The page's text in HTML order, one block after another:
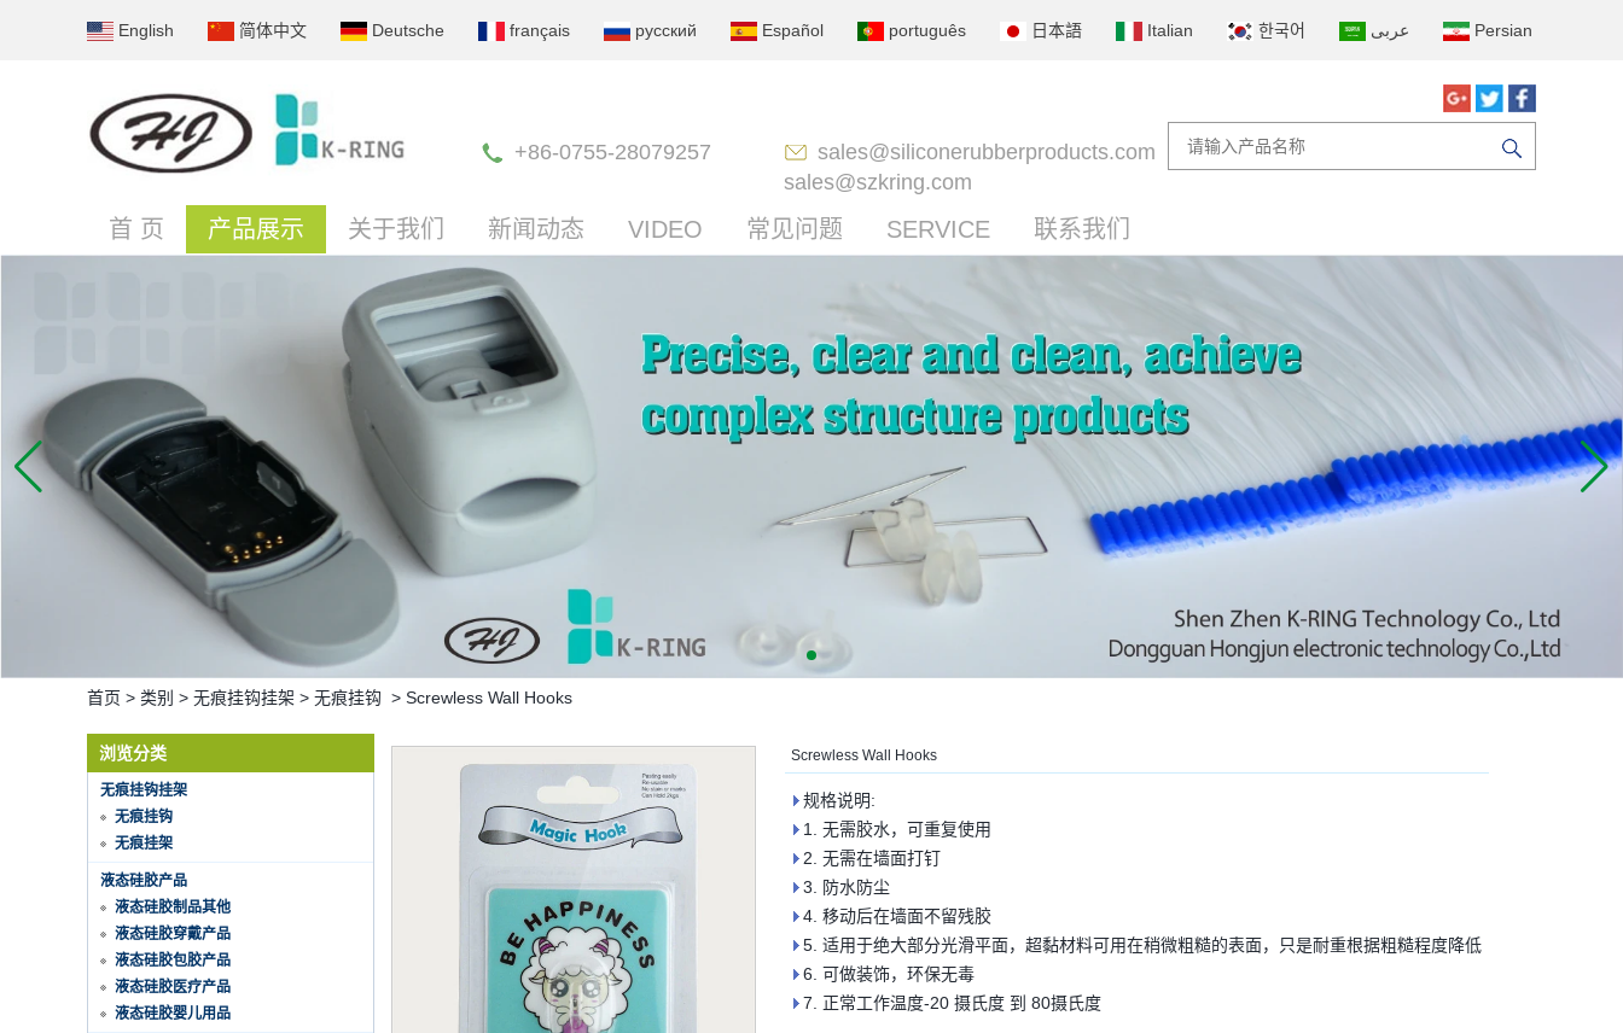
English 简体中文 Deutsche français русский Español português 日本語 Italian 한국어 عربى Persian
+86-0755-28079257
sales@siliconerubberproducts.com
sales@szkring.com
首 页 产品展示 关于我们 新闻动态 VIDEO 常见问题 SERVICE 联系我们
首页 > 类别 > 无痕挂钩挂架 > 无痕挂钩 > Screwless Wall Hooks
浏览分类
无痕挂钩挂架
无痕挂钩
无痕挂架
液态硅胶产品
液态硅胶制品其他
液态硅胶穿戴产品
液态硅胶包胶产品
液态硅胶医疗产品
液态硅胶婴儿用品
Hot selling products
Screwless Wall Hooks
规格说明:
1. 无需胶水，可重复使用
2. 无需在墙面打钉
3. 防水防尘
4. 移动后在墙面不留残胶
5. 适用于绝大部分光滑平面，超黏材料可用在稍微粗糙的表面，只是耐重根据粗糙程度降低
6. 可做装饰，环保无毒
7. 正常工作温度-20 摄氏度 到 80摄氏度